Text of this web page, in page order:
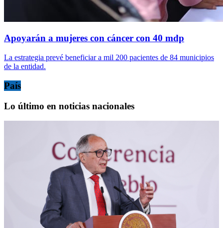
Apoyarán a mujeres con cáncer con 40 mdp
La estrategia prevé beneficiar a mil 200 pacientes de 84 municipios
de la entidad.
País
Lo último en noticias nacionales